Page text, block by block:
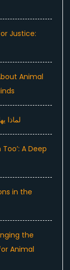
Justice:
Animal
لماذا
A Deep
in the
the
Animal